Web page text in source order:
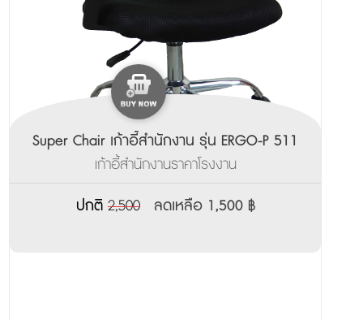
Super Chair เก้าอี้สำนักงาน รุ่น ERGO-P 511
เก้าอี้สำนักงานราคาโรงงาน
ปกติ 2,500 ลดเหลือ 1,500 ฿